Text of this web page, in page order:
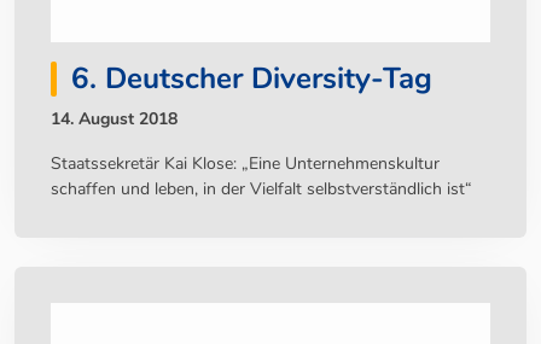
6. Deutscher Diversity-Tag
14. August 2018
Staatssekretär Kai Klose: „Eine Unternehmenskultur
schaffen und leben, in der Vielfalt selbstverständlich ist“